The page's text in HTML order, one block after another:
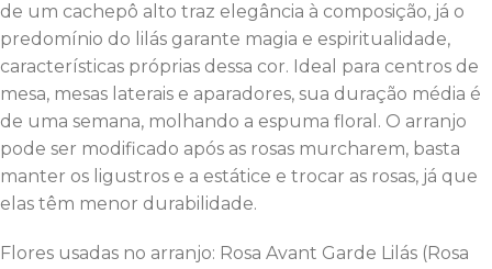
de um cachepô alto traz elegância à composição, já o
predomínio do lilás garante magia e espiritualidade,
características próprias dessa cor. Ideal para centros de
mesa, mesas laterais e aparadores, sua duração média é
de uma semana, molhando a espuma floral. O arranjo
pode ser modificado após as rosas murcharem, basta
manter os ligustros e a estátice e trocar as rosas, já que
elas têm menor durabilidade.
Flores usadas no arranjo: Rosa Avant Garde Lilás (Rosa